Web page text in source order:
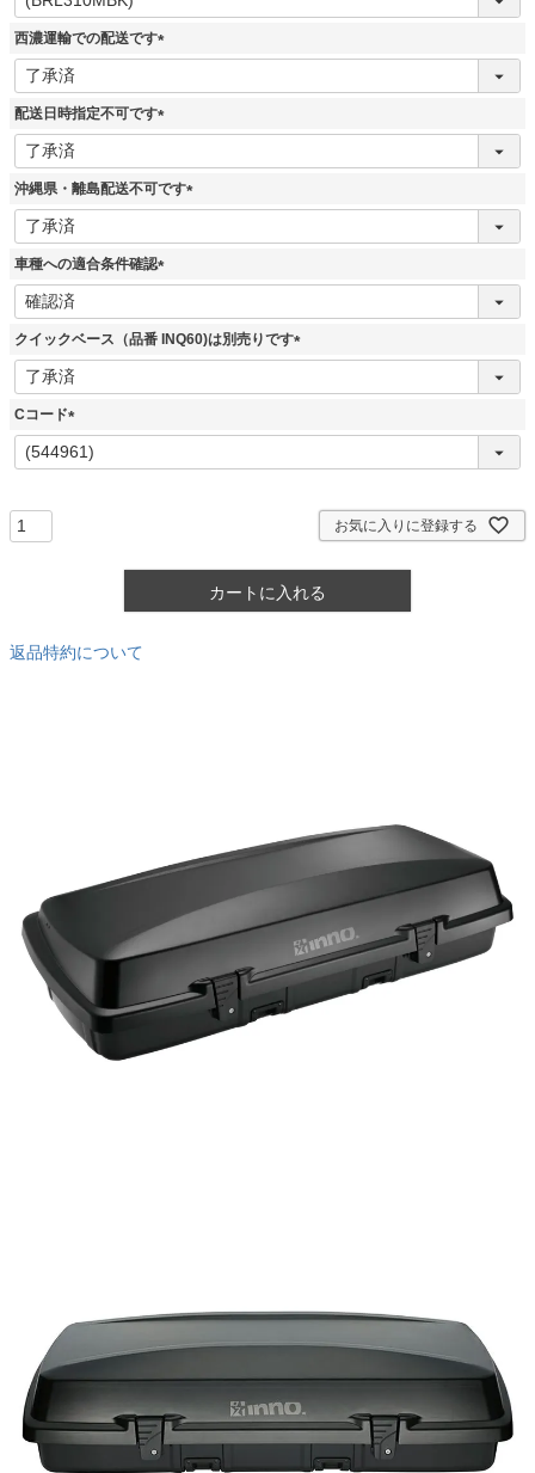
必
須
西濃運輸での配送です
(
須
配送日時指定不可です
(
須
沖縄県・離島配送不可です
(
車種への適合条件確認
(
須
クイックベース（品番 INQ60)は別売りです
(
Cコード
(
必
お気に入りに登録する
カートに入れる
返品特約について